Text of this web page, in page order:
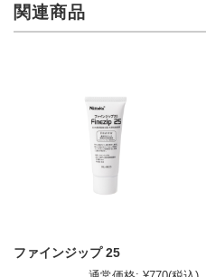
関連商品
ファインジップ 25